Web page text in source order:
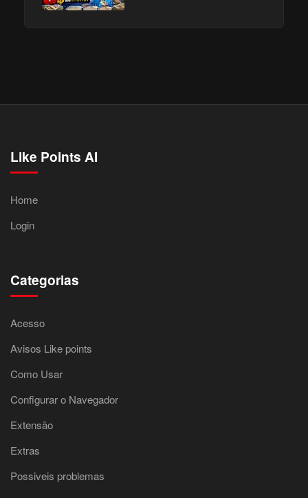
Like Points AI
Home
Login
Categorias
Acesso
Avisos Like points
Como Usar
Configurar o Navegador
Extensão
Extras
Possiveis problemas